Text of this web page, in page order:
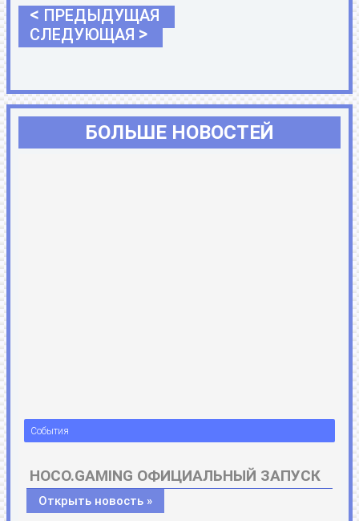
< ПРЕДЫДУЩАЯ
СЛЕДУЮЩАЯ >
БОЛЬШЕ НОВОСТЕЙ
События
HOCO.GAMING ОФИЦИАЛЬНЫЙ ЗАПУСК
Открыть новость »